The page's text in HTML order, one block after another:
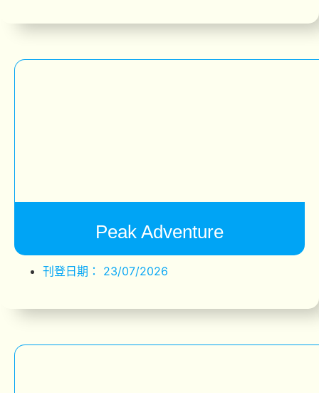
Peak Adventure
刊登日期： 23/07/2026